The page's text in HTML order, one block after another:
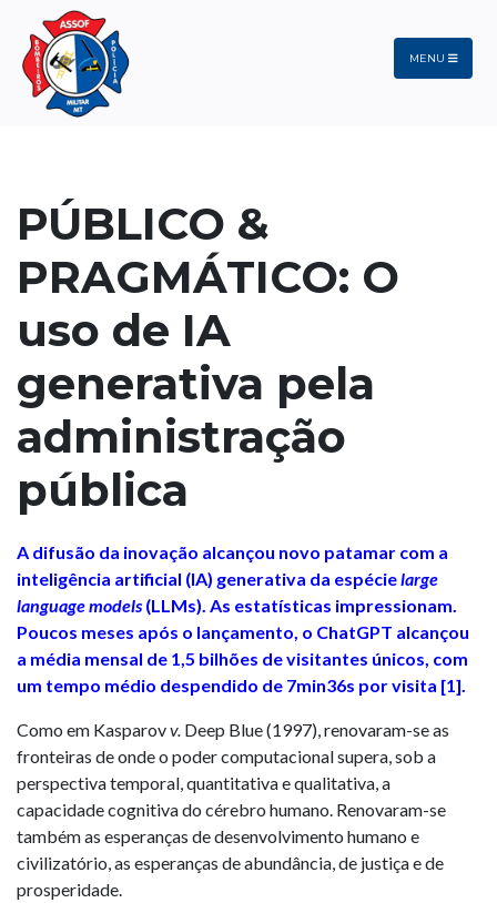
MENU
PÚBLICO &
PRAGMÁTICO: O
uso de IA
generativa pela
administração
pública
A difusão da inovação alcançou novo patamar com a
inteligência artificial (IA) generativa da espécielarge
language models (LLMs). As estatísticas impressionam.
Poucos meses após o lançamento, o ChatGPT alcançou
a média mensal de 1,5 bilhões de visitantes únicos, com
um tempo médio despendido de 7min36s por visita [1].
Como em Kasparovv. Deep Blue (1997), renovaram-se as
fronteiras de onde o poder computacional supera, sob a
perspectiva temporal, quantitativa e qualitativa, a
capacidade cognitiva do cérebro humano. Renovaram-se
também as esperanças de desenvolvimento humano e
civilizatório, as esperanças de abundância, de justiça e de
prosperidade.